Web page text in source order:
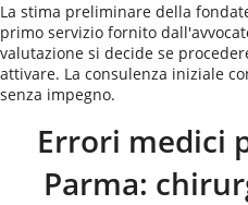
La stima preliminare della
primo servizio fornito
valutazione si decide se
attivare. La consulenza iniziale
senza impegno.
Errori medici
Parma: